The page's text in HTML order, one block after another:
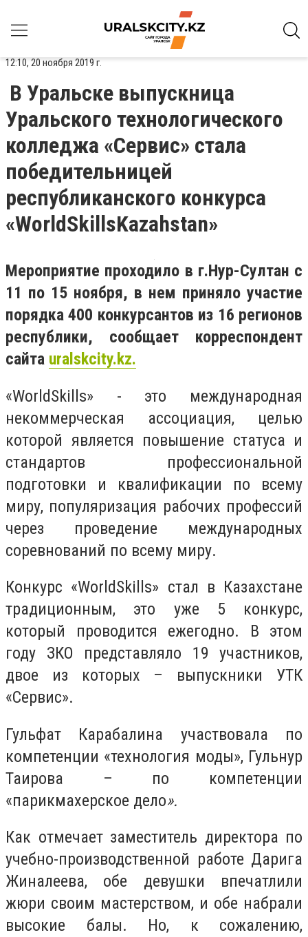
12:10, 20 ноября 2019 г.
В Уральске выпускница
Уральского технологического
колледжа «Сервис» стала
победительницей
республиканского конкурса
«WorldSkillsKazahstan»
Мероприятие проходило в г.Нур-Султан с
11 по 15 ноября, в нем приняло участие
порядка 400 конкурсантов из 16 регионов
республики, сообщает корреспондент
сайта uralskcity.kz.
«WorldSkills» - это международная
некоммерческая ассоциация, целью
которой является повышение статуса и
стандартов профессиональной
подготовки и квалификации по всему
миру, популяризация рабочих профессий
через проведение международных
соревнований по всему миру.
Конкурс «WorldSkills» стал в Казахстане
традиционным, это уже 5 конкурс,
который проводится ежегодно. В этом
году ЗКО представляло 19 участников,
двое из которых – выпускники УТК
«Сервис».
Гульфат Карабалина участвовала по
компетенции «технология моды», Гульнур
Таирова – по компетенции
«парикмахерское дело».
Как отмечает заместитель директора по
учебно-производственной работе Дарига
Жиналеева, обе девушки впечатлили
жюри своим мастерством, и обе набрали
высокие балы. Но, к сожалению,